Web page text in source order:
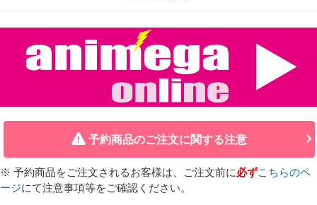
予約商品のご注文に関する注意
※ 予約商品をご注文されるお客様は、ご注文前に必ずこちらのペ
ージにて注意事項等をご確認ください。